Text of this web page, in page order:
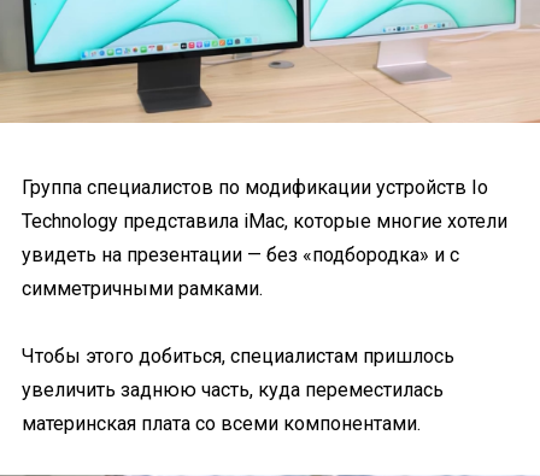
Группа специалистов по модификации устройств Io
Technology представила iMac, которые многие хотели
увидеть на презентации — без «подбородка» и с
симметричными рамками.
Чтобы этого добиться, специалистам пришлось
увеличить заднюю часть, куда переместилась
материнская плата со всеми компонентами.